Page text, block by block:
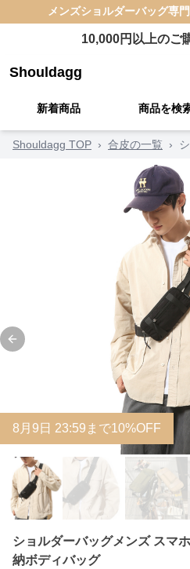
メンズショルダーバッグ専
10,000円以上のご
Shouldagg
新着商品 商品を検
Shouldagg TOP › 合皮の一覧 ›
Previous slide
8 月 9 日 23:59まで10%OFF
ショルダーバッグメンズ スマ
納ボディバッグ